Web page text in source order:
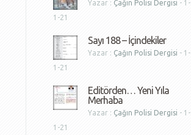
Yazar : Çağın Polisi Dergisi - 1-
1-21
Sayı 188 – İçindekiler
Yazar : Çağın Polisi Dergisi - 1-
1-21
Editörden… Yeni Yıla
Merhaba
Yazar : Çağın Polisi Dergisi - 1-
1-21